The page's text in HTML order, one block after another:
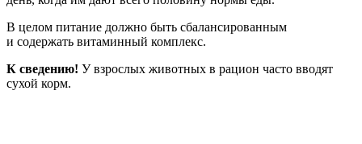
В целом питание должно быть сбалансированным
и содержать витаминный комплекс.
К сведению! У взрослых животных в рацион часто вводят
сухой корм.